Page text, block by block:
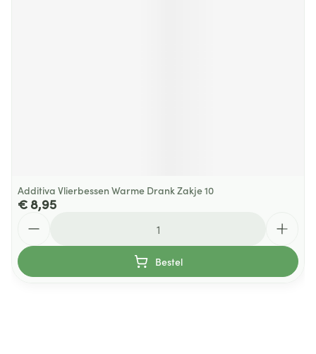
Additiva Vlierbessen Warme Drank Zakje 10
€ 8,95
Bestel